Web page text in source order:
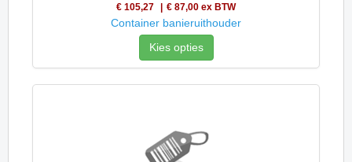
€ 105,27 € 87,00 ex BTW
Container banieruithouder
Kies opties